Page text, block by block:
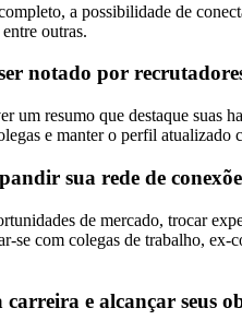
a possibilidade de
outras.
notado por
resumo que destaque suas
e manter o perfil atualizado
sua rede de
de mercado, trocar
com colegas de trabalho,
e alcançar seus